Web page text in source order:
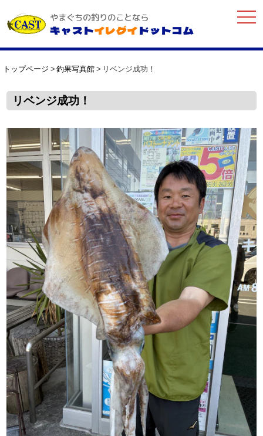
やまぐちの釣りのことなら
キャストイレグイドットコム
トップページ 釣果写真館 リベンジ成功！
リベンジ成功！